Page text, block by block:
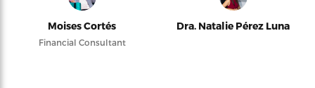
Moises Cortés
Financial Consultant
Dra. Natalie Pérez Luna